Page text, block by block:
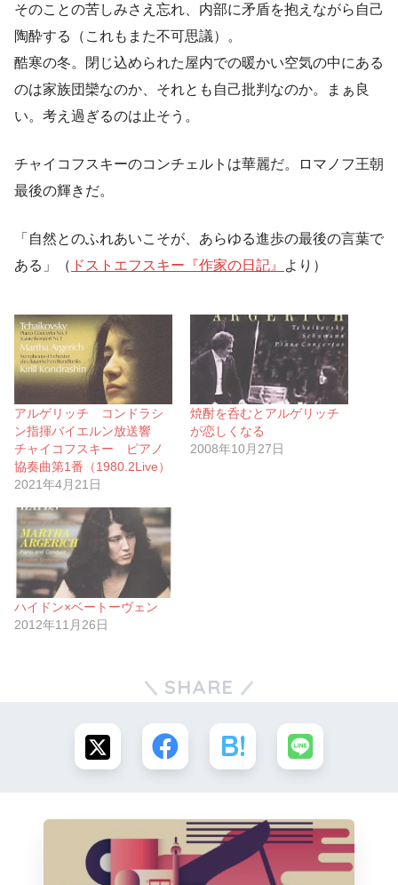
そのことの苦しみさえ忘れ、内部に矛盾を抱えながら自己
陶酔する（これもまた不可思議）。
酷寒の冬。閉じ込められた屋内での暖かい空気の中にある
のは家族団欒なのか、それとも自己批判なのか。まぁ良
い。考え過ぎるのは止そう。
チャイコフスキーのコンチェルトは華麗だ。ロマノフ王朝
最後の輝きだ。
「自然とのふれあいこそが、あらゆる進歩の最後の言葉で
ある」（ ドストエフスキー『作家の日記』 より）
アルゲリッチ コンドラシ
ン指揮バイエルン放送響
チャイコフスキー ピアノ
協奏曲第1番（1980.2Live）
2021年4月21日
焼酎を呑むとアルゲリッチ
が恋しくなる
2008年10月27日
ハイドン×ベートーヴェン
2012年11月26日
SHARE